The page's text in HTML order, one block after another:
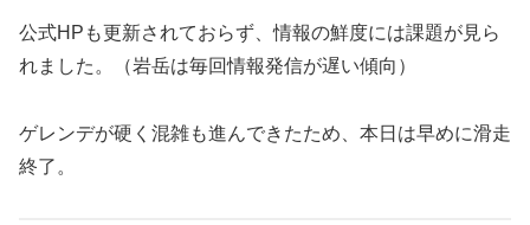
公式HPも更新されておらず、情報の鮮度には課題が見ら
れました。（岩岳は毎回情報発信が遅い傾向）
ゲレンデが硬く混雑も進んできたため、本日は早めに滑走
終了。